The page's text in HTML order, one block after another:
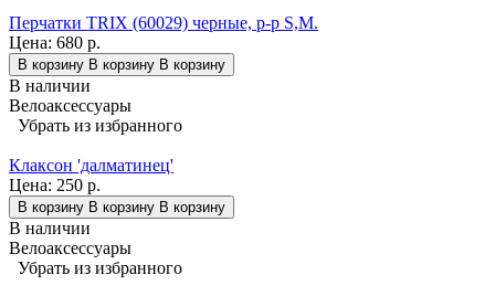
Перчатки TRIX (60029) черные, р-р S,M.
Цена: 680 р.
В корзину В корзину В корзину
В наличии
Велоаксессуары
Убрать из избранного
Клаксон 'далматинец'
Цена: 250 р.
В корзину В корзину В корзину
В наличии
Велоаксессуары
Убрать из избранного